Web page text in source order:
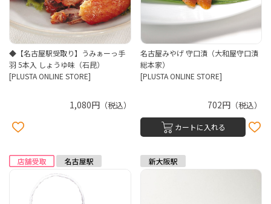
◆【名古屋駅受取り】うみぁーっ手
羽 5本入 しょうゆ味（石昆）
[PLUSTA ONLINE STORE]
1,080円（税込）
名古屋みやげ 守口漬（大和屋守口漬
総本家）
[PLUSTA ONLINE STORE]
702円 （税込）
カートに入れる